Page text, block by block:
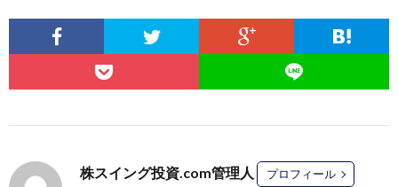
株スイング投資.com管理人 プロフィール